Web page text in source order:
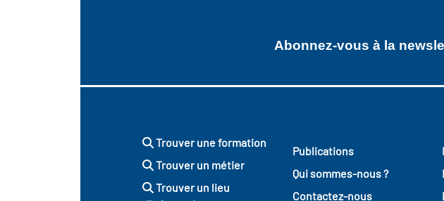
Abonnez-vous à la
Trouver une formation
Trouver un métier
Trouver un lieu
Publications
Qui sommes-nous ?
Contactez-nous